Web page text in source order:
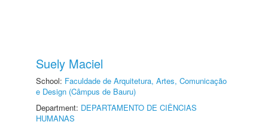
Suely Maciel
School: Faculdade de Arquitetura, Artes, Comunicação
e Design (Câmpus de Bauru)
Department: DEPARTAMENTO DE CIÊNCIAS
HUMANAS